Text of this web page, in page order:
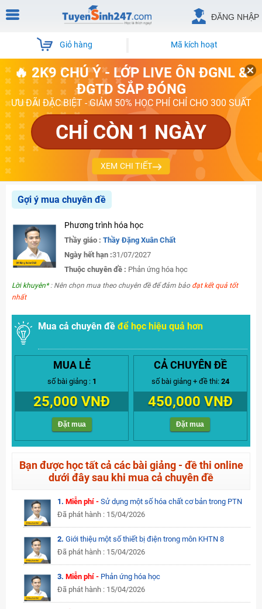
ĐĂNG NHẬP
Giỏ hàng Mã kích hoạt
🔥 2K9 CHÚ Ý - LỚP LIVE ÔN ĐGNL &
ĐGTD SẮP ĐÓNG
ƯU ĐÃI ĐẶC BIỆT - GIẢM 50% HỌC PHÍ CHỈ CHO 300 SUẤT
CHỈ CÒN 1 NGÀY
XEM CHI TIẾT
Gợi ý mua chuyên đề
Phương trình hóa học
Thầy giáo : Thầy Đặng Xuân Chất
Ngày hết hạn :31/07/2027
Thuộc chuyên đề : Phản ứng hóa học
Lời khuyên*: Nên chọn mua theo chuyên đề để đảm bảo đạt kết quả tốt
nhất
Mua cả chuyên đề để học hiệu quả hơn
MUA LẺ
số bài giảng : 1
25,000 VNĐ
Đặt mua
CẢ CHUYÊN ĐỀ
số bài giảng + đề thi: 24
450,000 VNĐ
Đặt mua
Bạn được học tất cả các bài giảng - đề thi online
dưới đây sau khi mua cả chuyên đề
1. Miễn phí - Sử dụng một số hóa chất cơ bản trong PTN
Đã phát hành : 15/04/2026
2. Giới thiệu một số thiết bị điện trong môn KHTN 8
Đã phát hành : 15/04/2026
3. Miễn phí - Phản ứng hóa học
Đã phát hành : 15/04/2026